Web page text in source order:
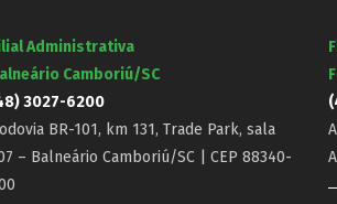
Administrativa
Camboriú/SC
3027-6200
BR-101, km 131, Trade Park, sala
– Balneário Camboriú/SC | CEP 88340-